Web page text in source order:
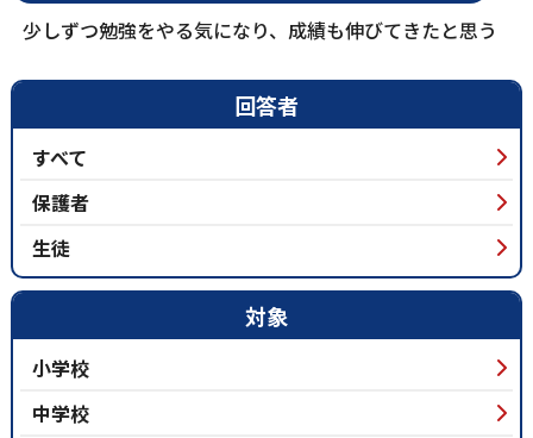
少しずつ勉強をやる気になり、成績も伸びてきたと思う
回答者
すべて
保護者
生徒
対象
小学校
中学校